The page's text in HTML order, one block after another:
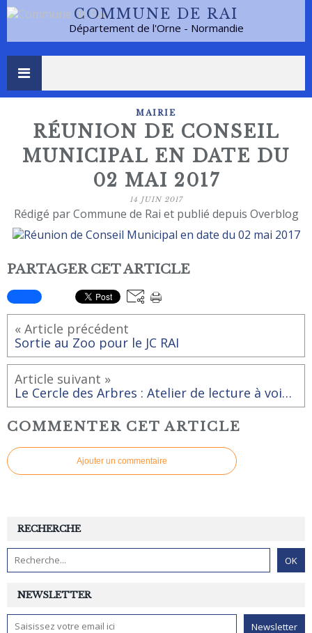
COMMUNE DE RAI
Département de l'Orne - Normandie
MAIRIE
RÉUNION DE CONSEIL
MUNICIPAL EN DATE DU
02 MAI 2017
14 JUIN 2017
Rédigé par Commune de Rai et publié depuis Overblog
PARTAGER CET ARTICLE
« Article précédent
Sortie au Zoo pour le JC RAI
Article suivant »
Le Cercle des Arbres : Atelier de lecture à voix haute pour la classe de CM1 avec Dominique Chevaucher à la bibliothèque
COMMENTER CET ARTICLE
Ajouter un commentaire
NEWSLETTER
RECHERCHE